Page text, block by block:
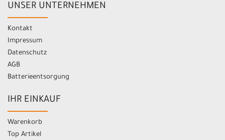
UNSER UNTERNEHMEN
Kontakt
Impressum
Datenschutz
AGB
Batterieentsorgung
IHR EINKAUF
Warenkorb
Top Artikel